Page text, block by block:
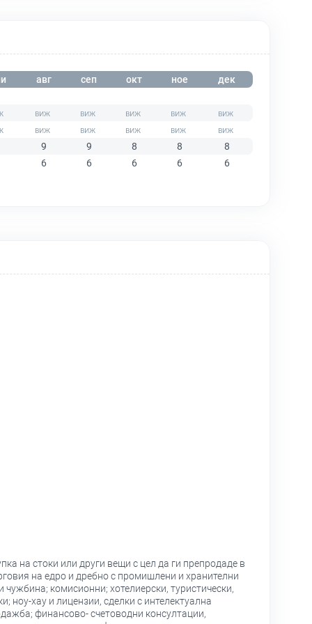
авг сеп окт ное дек
9 9 8 8
8
6
6 6 6 6
на стоки или други вещи с цел да ги препродаде в
на едро и дребно с промишлени и хранителни
комисионни; хотелиерски, туристически,
ноу-хау и лицензии, сделки с интелектуална
финансово- счетоводни консултации,